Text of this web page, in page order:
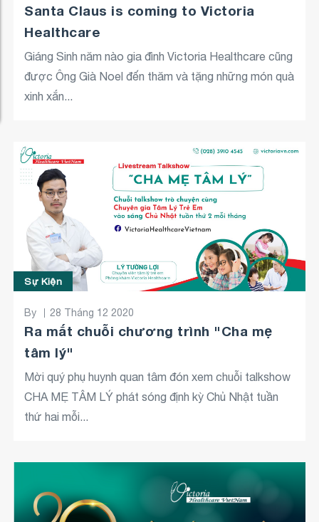
Santa Claus is coming to Victoria
Healthcare
Giáng Sinh năm nào gia đình Victoria Healthcare cũng
được Ông Già Noel đến thăm và tặng những món quà
xinh xắn...
Sự Kiện
By 28 Tháng 12 2020
Ra mắt chuỗi chương trình "Cha mẹ
tâm lý"
Mời quý phụ huynh quan tâm đón xem chuỗi talkshow
CHA MẸ TÂM LÝ phát sóng định kỳ Chủ Nhật tuần
thứ hai mỗi...